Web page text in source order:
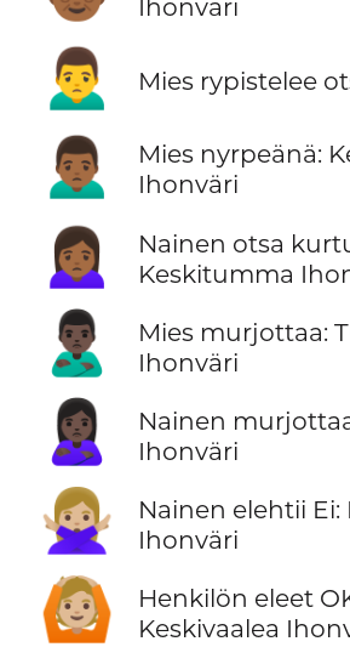
Ihonväri
🙍‍♂️ Mies rypistelee
🙍🏾‍♂️
Mies nyrpeänä:
Ihonväri
🙍🏾‍♀️
Nainen otsa
Keskitumma
🙎🏿‍♂️
Mies murjottaa:
Ihonväri
🙎🏿‍♀️
Nainen
Ihonväri
🙅🏼‍♀️
Nainen elehtii Ei:
Ihonväri
🙆🏼
Henkilön eleet
Keskivaalea